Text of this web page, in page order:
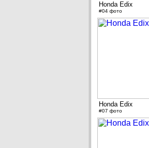
Honda Edix
#04 фото
Honda Edix
#07 фото